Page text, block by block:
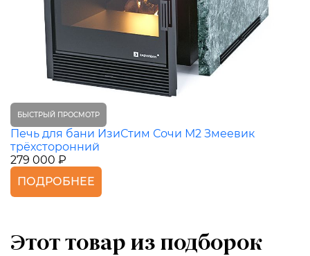
БЫСТРЫЙ ПРОСМОТР
Печь для бани ИзиСтим Сочи М2 Змеевик
трёхсторонний
279 000 ₽
ПОДРОБНЕЕ
Этот товар из подборок